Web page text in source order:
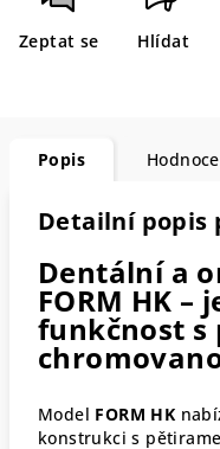
Zeptat se Hlídat
Popis
Detailní popis
Dentální a
FORM HK –
funkčnost s
Model FORM HK
konstrukci s